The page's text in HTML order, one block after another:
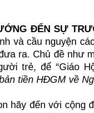
ĐẾN SỰ
và cầu nguyện
ra. Chủ đề như
trẻ, để “Giáo
tiền HĐGM về
hãy đến với cộng